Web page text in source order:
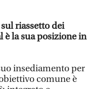
riassetto dei
è la sua posizione in
insediamento per
comune è